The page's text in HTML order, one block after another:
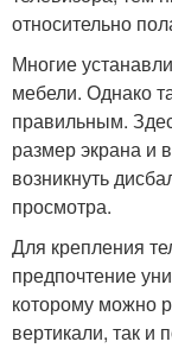
относительно
Многие
мебели. Однако
правильным.
размер экрана и
возникнуть
просмотра.
Для крепления
предпочтение
которому можно
вертикали, так и